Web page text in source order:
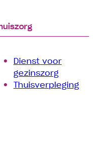
Dienst voor
gezinszorg
Thuisverpleging